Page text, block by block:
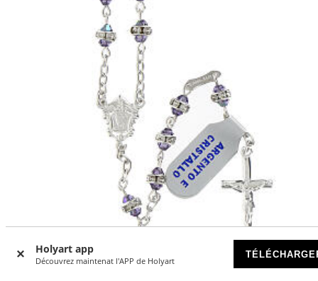
Holyart app
Découvrez maintenat l'APP de Holyart